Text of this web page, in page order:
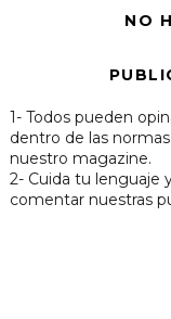
NO
1- Todos pueden
dentro de las
nuestro magazine.
2- Cuida tu lenguaje
comentar nuestras